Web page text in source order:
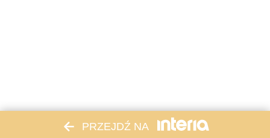
PRZEJDŹ NA